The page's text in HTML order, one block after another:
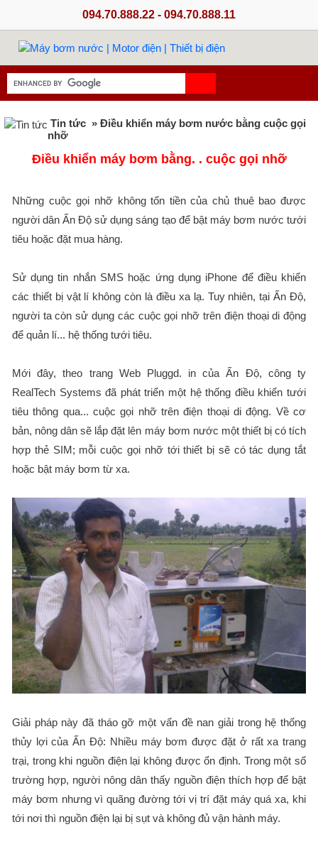
094.70.888.22 - 094.70.888.11
Tin tức » Điều khiển máy bơm nước bằng cuộc gọi
nhỡ
Điều khiển máy bơm bằng. . cuộc gọi nhỡ
Những cuộc gọi nhỡ không tốn tiền của chủ thuê bao được
người dân Ấn Độ sử dụng sáng tạo để bật máy bơm nước tưới
tiêu hoặc đặt mua hàng.
Sử dụng tin nhắn SMS hoặc ứng dụng iPhone để điều khiển
các thiết bị vật lí không còn là điều xa lạ. Tuy nhiên, tại Ấn Độ,
người ta còn sử dụng các cuộc gọi nhỡ trên điện thoại di động
để quản lí... hệ thống tưới tiêu.
Mới đây, theo trang Web Pluggd. in của Ấn Độ, công ty
RealTech Systems đã phát triển một hệ thống điều khiển tưới
tiêu thông qua... cuộc gọi nhỡ trên điện thoại di động. Về cơ
bản, nông dân sẽ lắp đặt lên máy bơm nước một thiết bị có tích
hợp thẻ SIM; mỗi cuộc gọi nhỡ tới thiết bị sẽ có tác dụng tắt
hoặc bật máy bơm từ xa.
Giải pháp này đã tháo gỡ một vấn đề nan giải trong hệ thống
thủy lợi của Ấn Độ: Nhiều máy bơm được đặt ở rất xa trang
trại, trong khi nguồn điện lại không được ổn định. Trong một số
trường hợp, người nông dân thấy nguồn điện thích hợp để bật
máy bơm nhưng vì quãng đường tới vị trí đặt máy quá xa, khi
tới nơi thì nguồn điện lại bị sụt và không đủ vận hành máy.